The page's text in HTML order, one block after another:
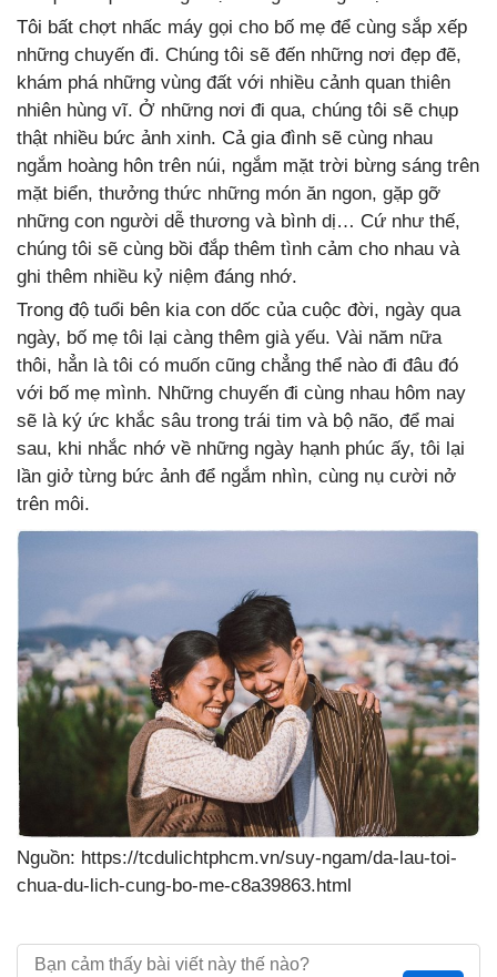
Tôi bất chợt nhấc máy gọi cho bố mẹ để cùng sắp xếp
những chuyến đi. Chúng tôi sẽ đến những nơi đẹp đẽ,
khám phá những vùng đất với nhiều cảnh quan thiên
nhiên hùng vĩ. Ở những nơi đi qua, chúng tôi sẽ chụp
thật nhiều bức ảnh xinh. Cả gia đình sẽ cùng nhau
ngắm hoàng hôn trên núi, ngắm mặt trời bừng sáng trên
mặt biển, thưởng thức những món ăn ngon, gặp gỡ
những con người dễ thương và bình dị… Cứ như thế,
chúng tôi sẽ cùng bồi đắp thêm tình cảm cho nhau và
ghi thêm nhiều kỷ niệm đáng nhớ.
Trong độ tuổi bên kia con dốc của cuộc đời, ngày qua
ngày, bố mẹ tôi lại càng thêm già yếu. Vài năm nữa
thôi, hẳn là tôi có muốn cũng chẳng thể nào đi đâu đó
với bố mẹ mình. Những chuyến đi cùng nhau hôm nay
sẽ là ký ức khắc sâu trong trái tim và bộ não, để mai
sau, khi nhắc nhớ về những ngày hạnh phúc ấy, tôi lại
lần giở từng bức ảnh để ngắm nhìn, cùng nụ cười nở
trên môi.
Nguồn: https://tcdulichtphcm.vn/suy-ngam/da-lau-toi-
chua-du-lich-cung-bo-me-c8a39863.html